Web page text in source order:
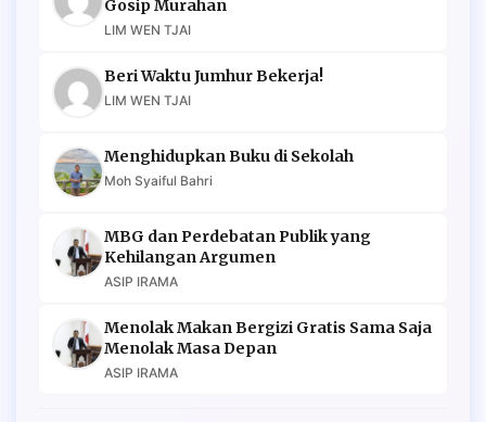
Gosip Murahan
LIM WEN TJAI
Beri Waktu Jumhur Bekerja!
LIM WEN TJAI
Menghidupkan Buku di Sekolah
Moh Syaiful Bahri
MBG dan Perdebatan Publik yang
Kehilangan Argumen
ASIP IRAMA
Menolak Makan Bergizi Gratis Sama Saja
Menolak Masa Depan
ASIP IRAMA